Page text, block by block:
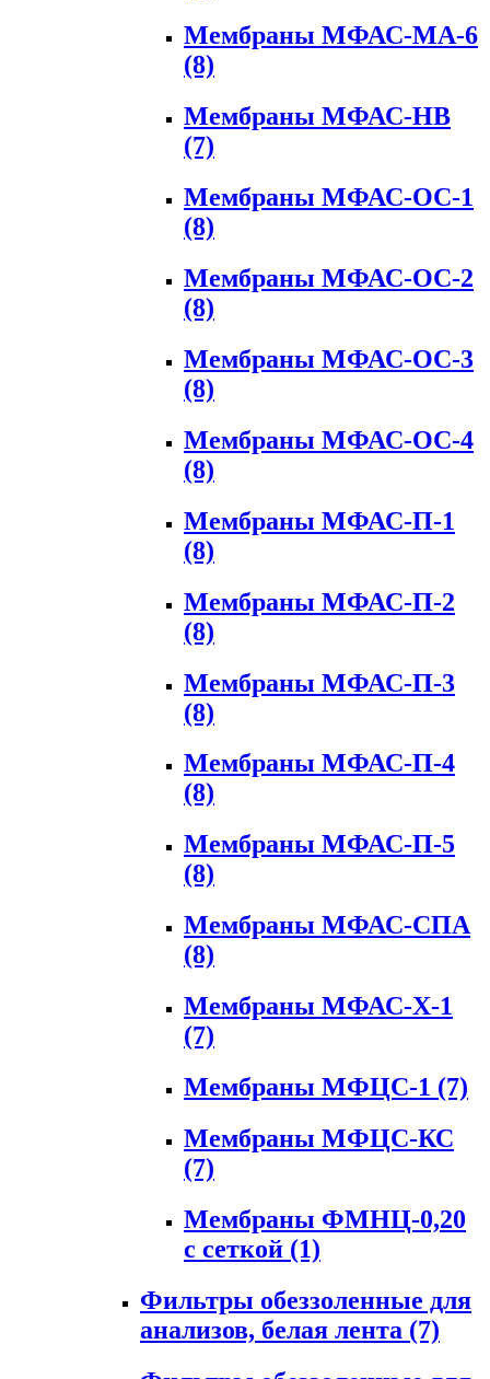
Мембраны МФАС-МА-6
(8)
Мембраны МФАС-НВ
(7)
Мембраны МФАС-ОС-1
(8)
Мембраны МФАС-ОС-2
(8)
Мембраны МФАС-ОС-3
(8)
Мембраны МФАС-ОС-4
(8)
Мембраны МФАС-П-1
(8)
Мембраны МФАС-П-2
(8)
Мембраны МФАС-П-3
(8)
Мембраны МФАС-П-4
(8)
Мембраны МФАС-П-5
(8)
Мембраны МФАС-СПА
(8)
Мембраны МФАС-Х-1
(7)
Мембраны МФЦС-1 (7)
Мембраны МФЦС-КС
(7)
Мембраны ФМНЦ-0,20
с сеткой (1)
Фильтры обеззоленные для
анализов, белая лента (7)